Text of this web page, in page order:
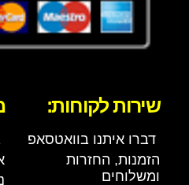
שירות לקוחות:
דברו איתנו בוואטסאפ
הזמנות, החזרות
ומשלוחים